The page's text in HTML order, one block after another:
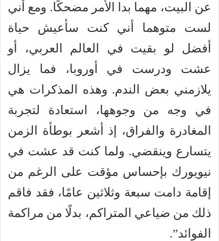
عن البيت، مهما بدا الأمر مضحكًا. ومع أني
لست متوهما أني كنت سأعيش حياة
أفضل لو بقيت في العالم العربي، أو
عشت ودرست في أوروبا، فما يزال
يلازمني بعض الندم. وهذه المذكرات هي
في وجه من وجوهها، استعادة لتجربة
المغادرة والفراق، إذ أشعر بوطأة الزمن
يتسارع وينقضي. ولما كنت قد عشت في
نيويورك بإحساس مؤقت على الرغم من
إقامة دامت سبعة وثلاثين عامًا، فقد فاقم
ذلك من ضياعي المتراكم، بدلًا من مراكمة
الفوائد”.